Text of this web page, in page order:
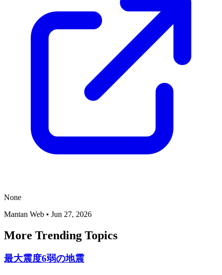
None
Mantan Web • Jun 27, 2026
More Trending Topics
最大震度6弱の地震